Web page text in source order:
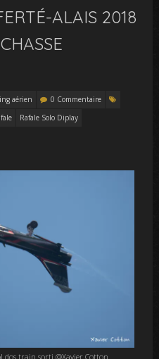
ALAIS 2018
aérien
0 Commentaire
Rafale Solo Diplay
dos train sorti @Xavier Cotton